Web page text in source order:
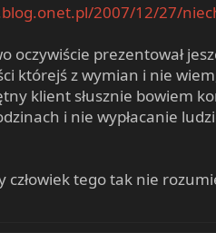
2007/12/27/
oczywiście prezentował
którejś z wymian i nie
klient słusznie bowiem
i nie wypłacanie
człowiek tego tak nie